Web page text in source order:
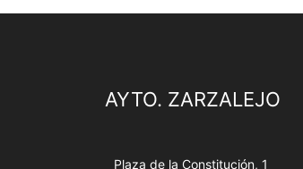
AYTO. ZARZALEJO
Plaza de la Constitución, 1